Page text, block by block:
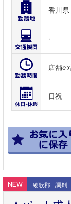
香川県
-
店舗
日祝
NEW 綾歌郡 調剤